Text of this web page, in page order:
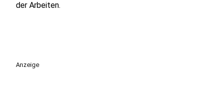
der Arbeiten.
Anzeige